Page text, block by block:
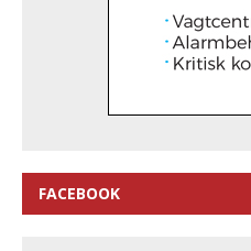
FACEBOOK